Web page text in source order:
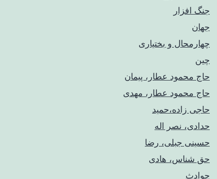
جنگ افزار
جهان
چهارمحال و بختیاری
چین
حاج محمود عطار، پیمان
حاج محمود عطار، مهدی
حاجی زاده،حمید
حدادی، نصر اله
حسینی جبلی، رضا
حق شناس، هادی
حوادث